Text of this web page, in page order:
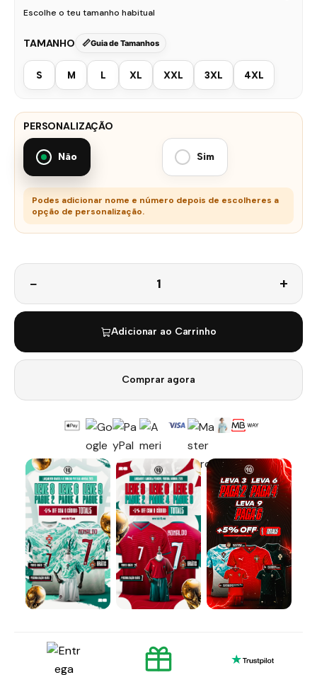
Escolhe o teu tamanho habitual
TAMANHO Guia de Tamanhos
S M L XL XXL 3XL 4XL
PERSONALIZAÇÃO
Não Sim
Podes adicionar nome e número depois de escolheres a
opção de personalização.
Adicionar ao Carrinho
Comprar agora